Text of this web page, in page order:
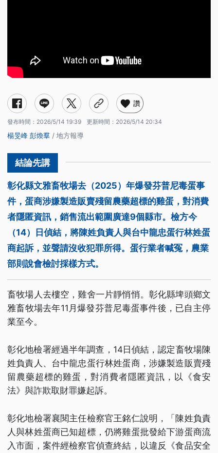
讚
發布時間： 2026/5/14 19:39 更新時間： 2026/5/14 20:34
楊旻峰 彭煥羣 / 地方報導
彰化縣文雅畜牧場去（2025）年爆發芬普尼毒蛋事
件，蛋商涉嫌製造販賣殘留農藥超標的雞蛋，對消費
者隱匿資訊，銷售流出範圍廣達9個縣市。檢方今
（14）日偵結，將陳姓負責人與台中龍忠蛋行林姓蛋
商起訴，並聲請沒收犯罪所得。蛋行業者喊冤，農業
部則說會檢討採樣方式。
畜牧場人去樓空，雞舍一片靜悄悄。彰化縣埤頭鄉文
雅畜牧場去年11月爆發芬普尼毒蛋事件後，已自主停
業至今。
彰化地檢署經過半年調查，14日偵結，認定畜牧場陳
姓負責人、台中龍忠蛋行林姓蛋商，涉嫌製造販賣殘
留農藥超標的雞蛋，對消費者隱匿資訊，以《食安
法》與詐欺取財罪嫌起訴。
彰化地檢署襄閱主任檢察官王銘仁說明，「陳姓負責
人與林姓蛋商已知超標，仍將雞蛋批發給下游蛋商流
入市面，案件經檢察官偵查終結，以違反《食品安全